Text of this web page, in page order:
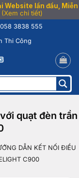
Website lần đầu, Miễn
(Xem chi tiết)
058 3838 555
Thi Công
quạt đèn trần
DẪN KẾT NỐI ĐIỀU
C900